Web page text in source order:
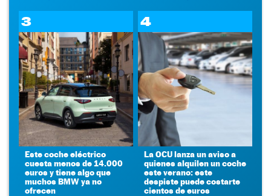
3
Este coche eléctrico
cuesta menos de 14.000
euros y tiene algo que
muchos BMW ya no
ofrecen
4
La OCU lanza un aviso a
quienes alquilen un coche
este verano: este
despiste puede costarte
cientos de euros